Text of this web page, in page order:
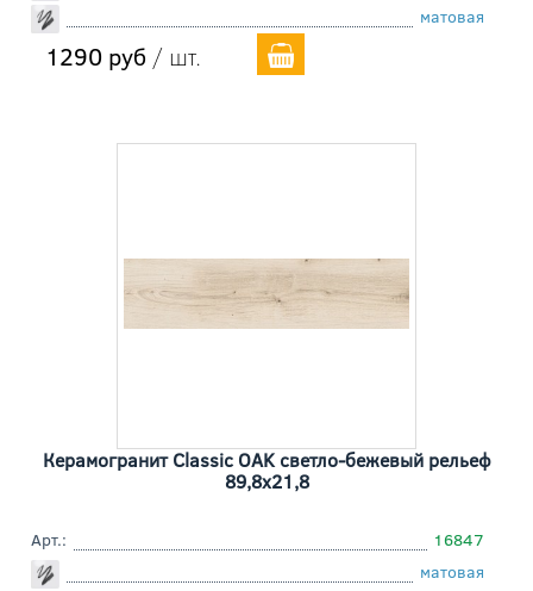
матовая
1290 руб / шт.
Керамогранит Classic OAK светло-бежевый рельеф
89,8x21,8
Арт.:
16847
матовая